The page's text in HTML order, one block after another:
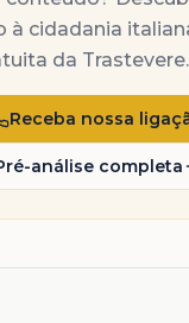
à cidadania
da Trastevere.
Receba nossa
análise completa